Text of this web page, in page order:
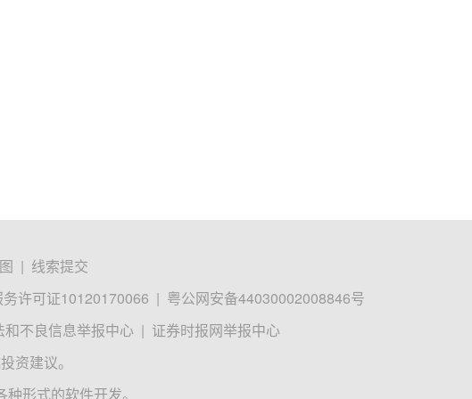
| 线索提交
许可证10120170066 | 粤公网安备44030002008846号
和不良信息举报中心 | 证券时报网举报中心
资建议。
形式的软件开发。